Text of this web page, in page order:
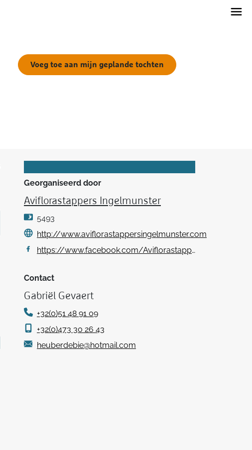
Voeg toe aan mijn geplande tochten
Georganiseerd door
Aviflorastappers Ingelmunster
5493
http://www.aviflorastappersingelmunster.com
https://www.facebook.com/Aviflorastappers-Ingelmunster-2183603298553798/
Contact
Gabriël Gevaert
+32(0)51 48 91 09
+32(0)473 30 26 43
heuberdebie@hotmail.com